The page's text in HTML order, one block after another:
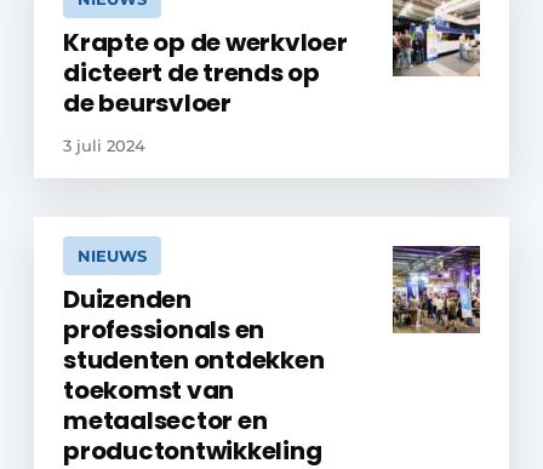
Krapte op de werkvloer
dicteert de trends op
de beursvloer
3 juli 2024
NIEUWS
Duizenden
professionals en
studenten ontdekken
toekomst van
metaalsector en
productontwikkeling